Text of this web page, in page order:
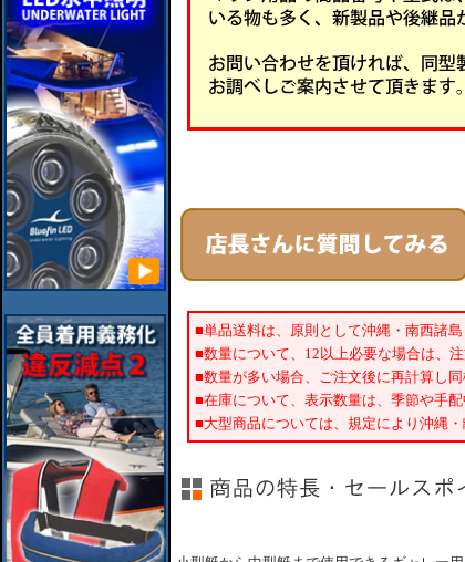
■単品送料は、原則として沖縄・南西諸島
■数量について、12以上必要な場合は、
■数量が多い場合、ご注文後に再計算し同
■在庫について、表示数量は、季節や手
■大型商品については、規定により沖縄